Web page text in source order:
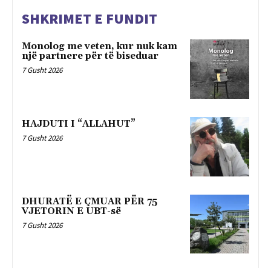
SHKRIMET E FUNDIT
Monolog me veten, kur nuk kam
një partnere për të biseduar
7 Gusht 2026
HAJDUTI I “ALLAHUT”
7 Gusht 2026
DHURATË E ÇMUAR PËR 75
VJETORIN E UBT-së
7 Gusht 2026